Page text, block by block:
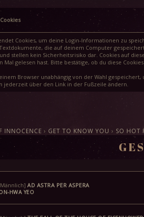
für viele Schüler:innen in
endgültige Finale ihrer
Mitte Juni kann aber
gemacht werden und dem
steht
Frage im Weg, wie schnell
Tragödie vergessen
Cookies, um deine Login-Informationen zu
die auf deinem Computer
stellen kein Sicherheitsrisiko dar. Cookies auf
Mal gelesen hast. Bitte bestätige, ob du diese
Browser unabhängig von der Wahl
jederzeit über den Link in der Fußzeile ändern.
INNOCENCE › GET TO KNOW YOU › SO HOT
AD ASTRA PER ASPERA
HWA YEO